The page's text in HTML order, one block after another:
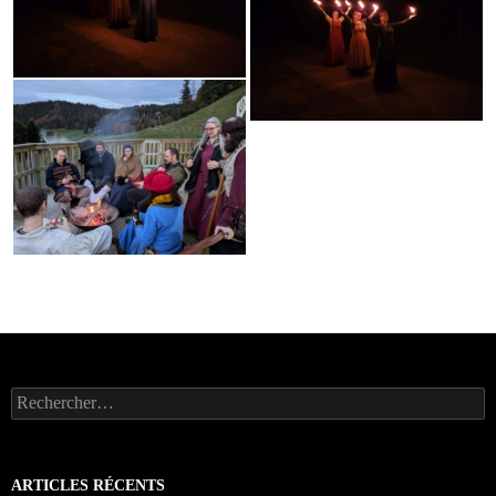
Rechercher :
ARTICLES RÉCENTS